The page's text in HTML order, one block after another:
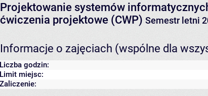
Projektowanie systemów
ćwiczenia projektowe (CWP) Semestr letni
Informacje o zajęciach (wspólne dla
Liczba godzin:
Limit miejsc:
Zaliczenie: